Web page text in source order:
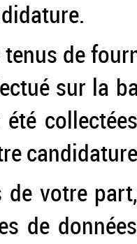
tenus de
sur la
été
de votre
de